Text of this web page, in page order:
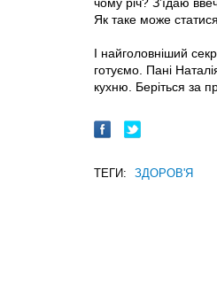
Як таке може
І найголовніший
готуємо. Пані
кухню. Беріться за
ТЕГИ: ЗДОРОВ'Я